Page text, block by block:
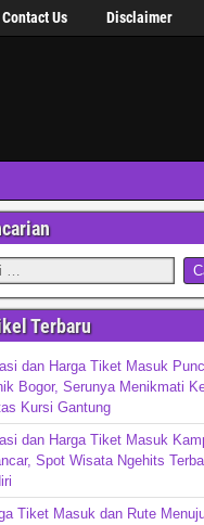
Contact Us Disclaimer
Terbaru
dan Harga Tiket Masuk
Bogor, Serunya Menikmati
Kursi Gantung
dan Harga Tiket Masuk
Spot Wisata Ngehits
Tiket Masuk dan Rute